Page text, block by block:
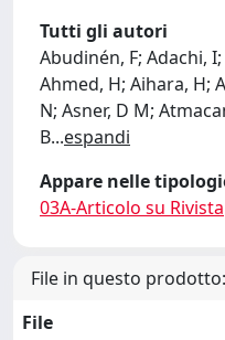
Tutti gli autori
Abudinén, F; Adachi,
Ahmed, H; Aihara, H;
N; Asner, D M;
B...espandi
Appare nelle
03A-Articolo su Rivista
File in questo prodotto:
File